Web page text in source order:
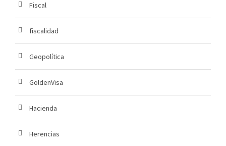
Fiscal
fiscalidad
Geopolítica
GoldenVisa
Hacienda
Herencias